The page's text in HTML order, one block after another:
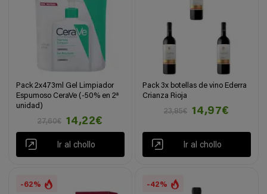
Pack 2x473ml Gel Limpiador
Espumoso CeraVe (-50% en 2ª
unidad)
27,60€
14,22€
Ir al chollo
Pack 3x botellas de vino Ederra
Crianza Rioja
23,85€
14,97€
Ir al chollo
-62% -42%